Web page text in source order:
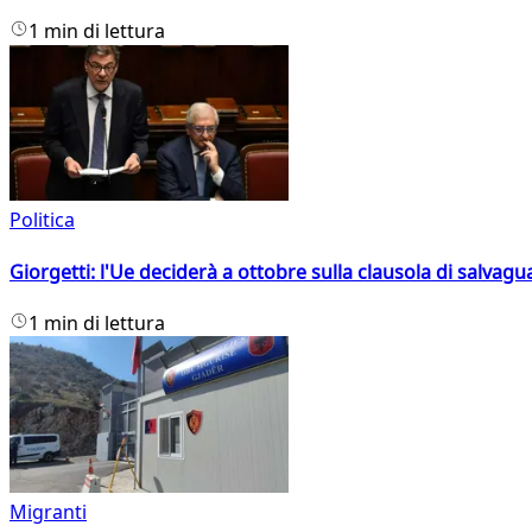
1 min di lettura
Politica
Giorgetti: l'Ue deciderà a ottobre sulla clausola di
1 min di lettura
Migranti